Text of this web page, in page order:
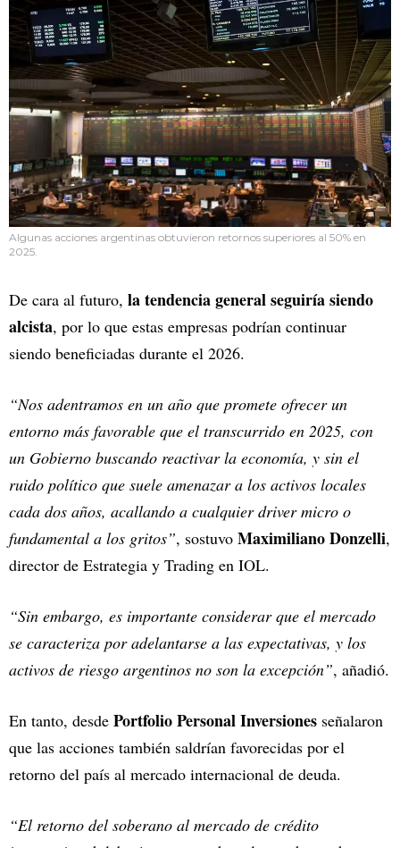
Algunas acciones argentinas obtuvieron retornos superiores al 50% en
2025.
De cara al futuro, la tendencia general seguiría siendo
alcista, por lo que estas empresas podrían continuar
siendo beneficiadas durante el 2026.
“Nos adentramos en un año que promete ofrecer un
entorno más favorable que el transcurrido en 2025, con
un Gobierno buscando reactivar la economía, y sin el
ruido político que suele amenazar a los activos locales
cada dos años, acallando a cualquier driver micro o
fundamental a los gritos”, sostuvo Maximiliano Donzelli,
director de Estrategia y Trading en IOL.
“Sin embargo, es importante considerar que el mercado
se caracteriza por adelantarse a las expectativas, y los
activos de riesgo argentinos no son la excepción”, añadió.
En tanto, desde Portfolio Personal Inversiones señalaron
que las acciones también saldrían favorecidas por el
retorno del país al mercado internacional de deuda.
“El retorno del soberano al mercado de crédito